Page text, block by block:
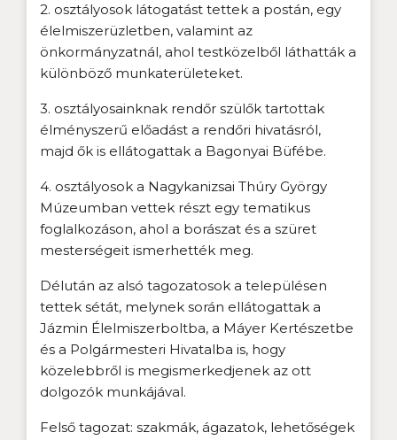
2. osztályosok látogatást tettek a postán, egy
élelmiszerüzletben, valamint az
önkormányzatnál, ahol testközelből láthatták a
különböző munkaterületeket.
3. osztályosainknak rendőr szülők tartottak
élményszerű előadást a rendőri hivatásról,
majd ők is ellátogattak a Bagonyai Büfébe.
4. osztályosok a Nagykanizsai Thúry György
Múzeumban vettek részt egy tematikus
foglalkozáson, ahol a borászat és a szüret
mesterségeit ismerhették meg.
Délután az alsó tagozatosok a településen
tettek sétát, melynek során ellátogattak a
Jázmin Élelmiszerboltba, a Máyer Kertészetbe
és a Polgármesteri Hivatalba is, hogy
közelebbről is megismerkedjenek az ott
dolgozók munkájával.
Felső tagozat: szakmák, ágazatok, lehetőségek